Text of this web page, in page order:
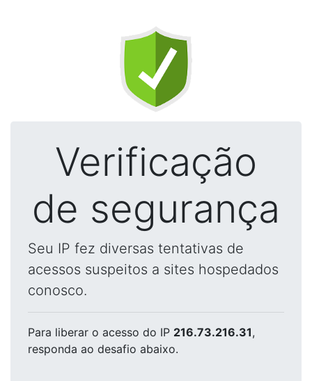
Verificação
de segurança
Seu IP fez diversas tentativas de
acessos suspeitos a sites hospedados
conosco.
Para liberar o acesso do IP 216.73.216.31,
responda ao desafio abaixo.